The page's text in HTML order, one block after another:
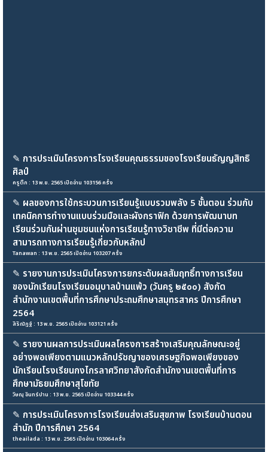
✎ การประเมินโครงการโรงเรียนคุณธรรมของโรงเรียนธัญญสิทธิ
ศิลป์
ครูติ๊ก : 13 พ.ย. 2565 เปิดอ่าน 103156 ครั้ง
✎ ผลของการใช้กระบวนการเรียนรู้แบบรวมพลัง 5 ขั้นตอน ร่วมกับ
เทคนิคการทำงานแบบร่วมมือและผังกราฟิก ด้วยการพัฒนาบท
เรียนร่วมกันผ่านชุมชนแห่งการเรียนรู้ทางวิชาชีพ ที่มีต่อความ
สามารถทางการเรียนรู้เกี่ยวกับหลักป
Tanawan : 13 พ.ย. 2565 เปิดอ่าน 103207 ครั้ง
✎ รายงานการประเมินโครงการยกระดับผลสัมฤทธิ์ทางการเรียน
ของนักเรียนโรงเรียนอนุบาลบ้านแพ้ว (วันครู ๒๕๐๐) สังกัด
สำนักงานเขตพื้นที่การศึกษาประถมศึกษาสมุทรสาคร ปีการศึกษา
2564
สิริณัฏฐ์ : 13 พ.ย. 2565 เปิดอ่าน 103121 ครั้ง
✎ รายงานผลการประเมินผลโครงการสร้างเสริมคุณลักษณะอยู่
อย่างพอเพียงตามแนวหลักปรัชญาของเศรษฐกิจพอเพียงของ
นักเรียนโรงเรียนกงไกรลาศวิทยาสังกัดสำนักงานเขตพื้นที่การ
ศึกษามัธยมศึกษาสุโขทัย
วิษณุ อินทร์ปาน : 13 พ.ย. 2565 เปิดอ่าน 103344 ครั้ง
✎ การประเมินโครงการโรงเรียนส่งเสริมสุขภาพ โรงเรียนบ้านดอน
สำนัก ปีการศึกษา 2564
theailada : 13 พ.ย. 2565 เปิดอ่าน 103064 ครั้ง